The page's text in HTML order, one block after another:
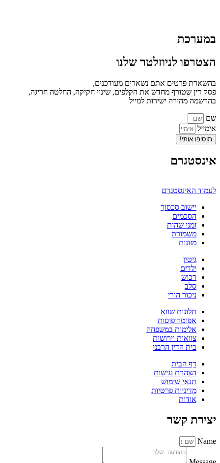
במערכת
הצטרפו לניוזלטר שלנו
בהשארת פרטים אתם נשארים מעודכנים,
פסק דין שטורף מחדש את הקלפים, שינוי חקיקה, החלטה חריגה,
בהרשמה מהירה ישירות למייל
שם
אימייל
תוסיפו אותי!
אינסטגרם
לעמוד האינסטגרם
יישוב סכסוך
הסכמים
זמני שהות
משמורת
מזונות
גיטין
ילדים
רכוש
סלב
ניכור הורי
תלונות שווא
אפוטרופוסות
אלימות במשפחה
צוואות וירושות
בית הדין הרבני
דף הבית
הצהרת נגישות
תנאי שימוש
מדיניות פרטיות
אודות
יצירת קשר
Name